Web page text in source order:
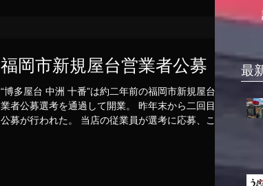
福岡市新規屋台営業者公募
“博多屋台 中洲 十番”は約二年前の福岡市新規屋台営
業者公募選考を通過して開業。 昨年末から二回目の
公募が行われた。 当店の従業員が選考に応募、この
最